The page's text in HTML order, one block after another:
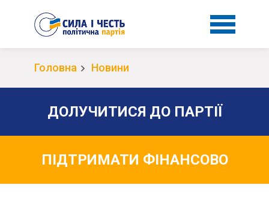
Головна Новини
ДОЛУЧИТИСЯ ДО ПАРТІЇ
ПІДТРИМАТИ ФІНАНСОВО